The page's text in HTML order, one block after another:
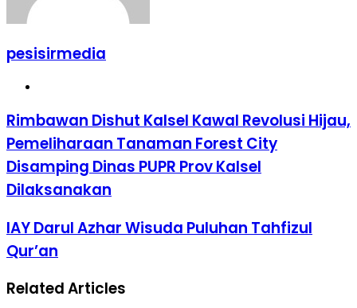
pesisirmedia
Rimbawan Dishut Kalsel Kawal Revolusi Hijau,
Pemeliharaan Tanaman Forest City
Disamping Dinas PUPR Prov Kalsel
Dilaksanakan
IAY Darul Azhar Wisuda Puluhan Tahfizul
Qur’an
Related Articles